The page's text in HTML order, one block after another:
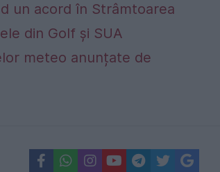
un acord în Strâmtoarea
din Golf și SUA
meteo anunțate de